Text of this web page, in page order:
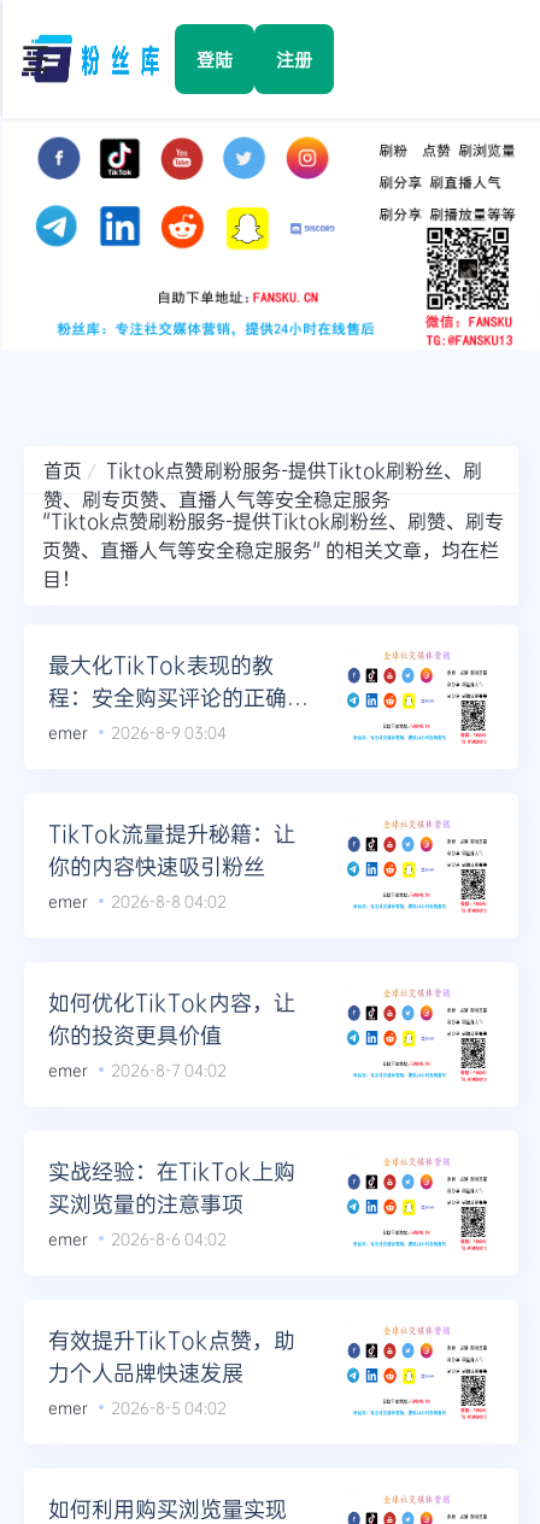
☰ 登陆 注册
Facebook
TikTok
YouTube
Twitter
更多
首页
Tiktok点赞刷粉服务-提供Tiktok刷粉丝、刷
赞、刷专页赞、直播人气等安全稳定服务
"Tiktok点赞刷粉服务-提供Tiktok刷粉丝、刷赞、刷专
页赞、直播人气等安全稳定服务" 的相关文章，均在栏
目！
最大化TikTok表现的教
程：安全购买评论的正确方
法
emer 2026-8-9 03:04
TikTok流量提升秘籍：让
你的内容快速吸引粉丝
emer 2026-8-8 04:02
如何优化TikTok内容，让
你的投资更具价值
emer 2026-8-7 04:02
实战经验：在TikTok上购
买浏览量的注意事项
emer 2026-8-6 04:02
有效提升TikTok点赞，助
力个人品牌快速发展
emer 2026-8-5 04:02
如何利用购买浏览量实现